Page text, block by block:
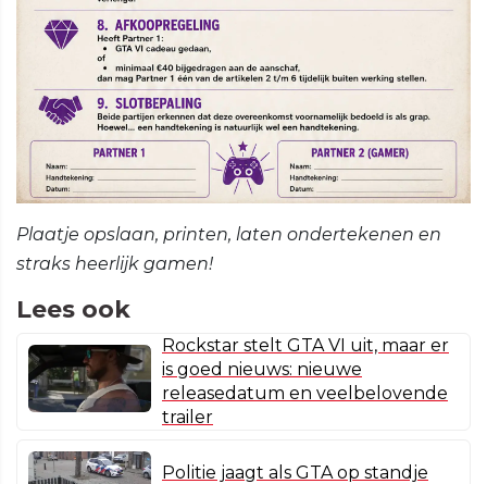
Plaatje opslaan, printen, laten ondertekenen en
straks heerlijk gamen!
Lees ook
Rockstar stelt GTA VI uit, maar er
is goed nieuws: nieuwe
releasedatum en veelbelovende
trailer
Politie jaagt als GTA op standje